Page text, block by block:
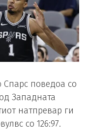
поведоа со
Западната
натпревар ги
со 126:97.